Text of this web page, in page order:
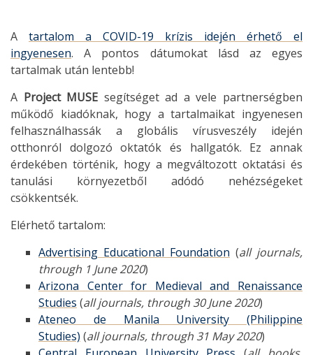
A tartalom a COVID-19 krízis idején érhető el
ingyenesen. A pontos dátumokat lásd az egyes
tartalmak után lentebb!
A Project MUSE segítséget ad a vele partnerségben
működő kiadóknak, hogy a tartalmaikat ingyenesen
felhasználhassák a globális vírusveszély idején
otthonról dolgozó oktatók és hallgatók. Ez annak
érdekében történik, hogy a megváltozott oktatási és
tanulási környezetből adódó nehézségeket
csökkentsék.
Elérhető tartalom:
Advertising Educational Foundation (all journals,
through 1 June 2020)
Arizona Center for Medieval and Renaissance
Studies (all journals, through 30 June 2020)
Ateneo de Manila University (Philippine
Studies) (all journals, through 31 May 2020)